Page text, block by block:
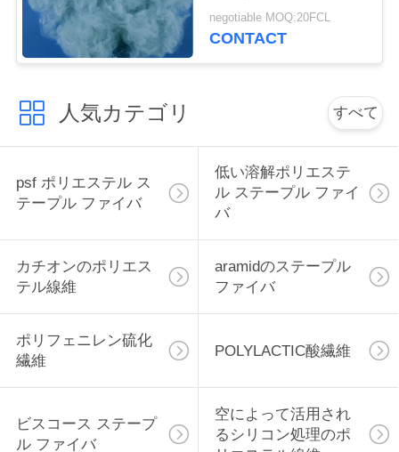
し
な
さ
い
ニ
ュ
ー
ス
Bicomponentのポリエ
ステル線維
negotiable MOQ:20FCL
CONTACT
人気カテゴリ すべて
psf ポリエステル ス
テープル ファイバ
低い溶解ポリエステ
ル ステープル ファイ
バ
カチオンのポリエス
テル線維
aramidのステープル
ファイバ
ポリフェニレン硫化
繊維
POLYLACTIC酸繊維
ビスコース ステープ
ル ファイバ
空によって活用され
るシリコン処理のポ